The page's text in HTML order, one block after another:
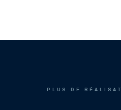
PLUS DE